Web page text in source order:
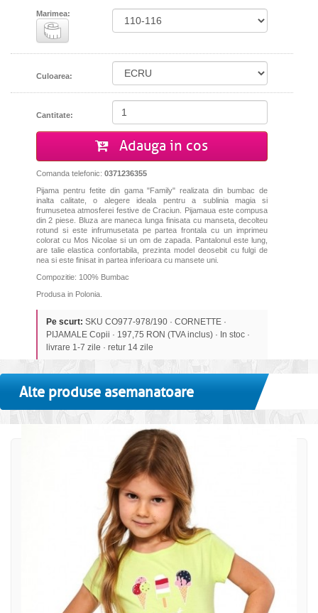
Marimea:
Culoarea:
Cantitate:
Adauga in cos
Comanda telefonic: 0371236355
Pijama pentru fetite din gama "Family" realizata din bumbac de
inalta calitate, o alegere ideala pentru a sublinia magia si
frumusetea atmosferei festive de Craciun. Pijamaua este compusa
din 2 piese. Bluza are maneca lunga finisata cu manseta, decolteu
rotund si este infrumusetata pe partea frontala cu un imprimeu
colorat cu Mos Nicolae si un om de zapada. Pantalonul este lung,
are talie elastica confortabila, prezinta model deosebit cu fulgi de
nea si este finisat in partea inferioara cu mansete uni.
Compozitie: 100% Bumbac
Produsa in Polonia.
Pe scurt: SKU CO977-978/190 · CORNETTE ·
PIJAMALE Copii · 197,75 RON (TVA inclus) · In stoc ·
livrare 1-7 zile · retur 14 zile
Alte produse asemanatoare